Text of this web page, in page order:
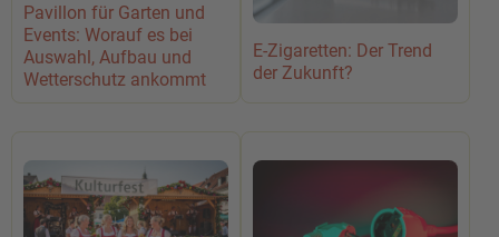
Pavillon für Garten und
Events: Worauf es bei
Auswahl, Aufbau und
Wetterschutz ankommt
E-Zigaretten: Der Trend
der Zukunft?